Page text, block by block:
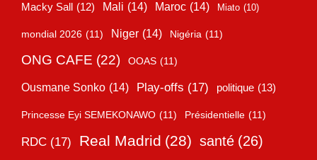
Macky Sall (12) Mali (14) Maroc (14) Miato (10)
mondial 2026 (11) Niger (14) Nigéria (11)
ONG CAFE (22) OOAS (11)
Ousmane Sonko (14) Play-offs (17) politique (13)
Princesse Eyi SEMEKONAWO (11) Présidentielle (11)
RDC (17) Real Madrid (28) santé (26)